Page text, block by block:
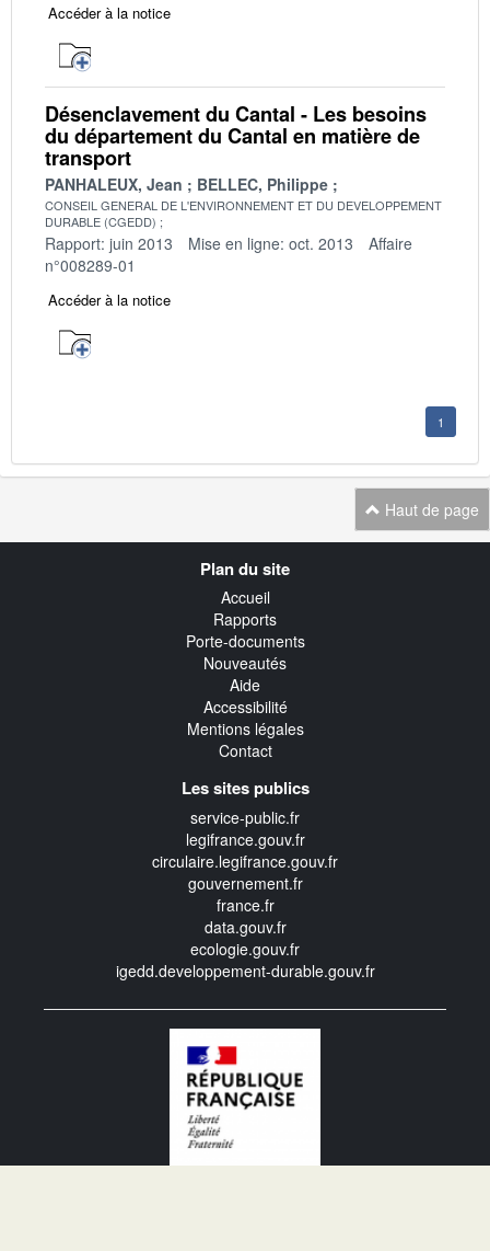
Accéder à la notice
Désenclavement du Cantal - Les besoins
du département du Cantal en matière de
transport
PANHALEUX, Jean BELLEC, Philippe
CONSEIL GENERAL DE L'ENVIRONNEMENT ET DU DEVELOPPEMENT
DURABLE (CGEDD)
Rapport: juin 2013 Mise en ligne: oct. 2013
Affaire
n°008289-01
Accéder à la notice
1
Haut de page
Plan du site
Accueil
Rapports
Porte-documents
Nouveautés
Aide
Accessibilité
Mentions légales
Contact
Les sites publics
service-public.fr
legifrance.gouv.fr
circulaire.legifrance.gouv.fr
gouvernement.fr
france.fr
data.gouv.fr
ecologie.gouv.fr
igedd.developpement-durable.gouv.fr